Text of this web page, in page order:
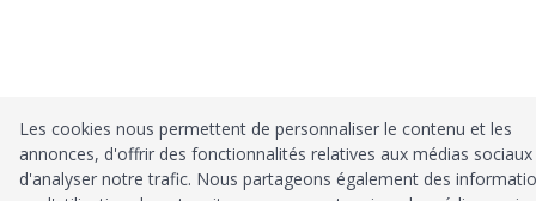
Les cookies nous permettent de personnaliser le contenu et les
annonces, d'offrir des fonctionnalités relatives aux médias
d'analyser notre trafic. Nous partageons également des